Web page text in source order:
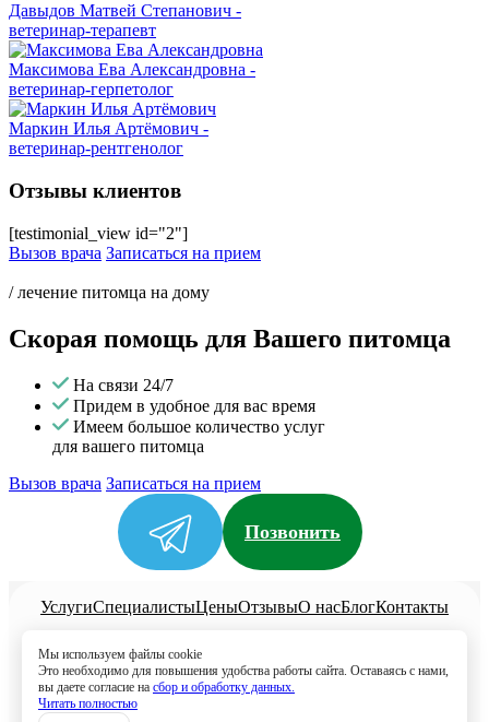
Давыдов Матвей Степанович -
ветеринар-терапевт
Максимова Ева Александровна -
ветеринар-герпетолог
Маркин Илья Артёмович -
ветеринар-рентгенолог
Отзывы клиентов
[testimonial_view id="2"]
Вызов врача Записаться на прием
/ лечение питомца на дому
Скорая помощь для Вашего питомца
На связи 24/7
Придем в удобное для вас время
Имеем большое количество услуг
для вашего питомца
Вызов врача Записаться на прием
Мы используем файлы cookie
Это необходимо для повышения удобства работы сайта. Оставаясь с нами,
вы даете согласие на сбор и обработку данных.
Читать полностью
Позвонить
УслугиСпециалистыЦеныОтзывыО насБлогКонтакты
Политика конфиденциальности
Согласие на обработку
8 (499) 113-80-28